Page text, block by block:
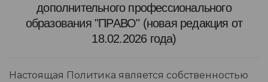
дополнительного профессионального
образования "ПРАВО" (новая редакция от
18.02.2026 года)
Настоящая Политика является собственностью